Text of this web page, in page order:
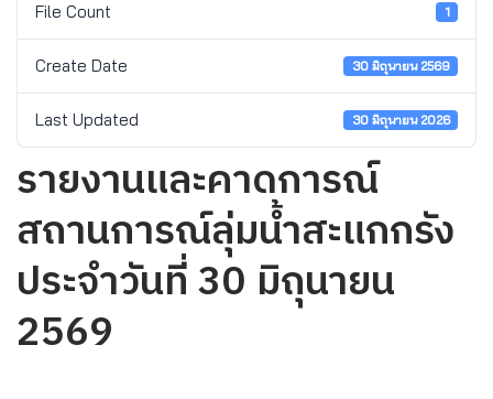
File Count 1
Create Date 30 มิถุนายน 2569
Last Updated 30 มิถุนายน 2026
รายงานและคาดการณ์
สถานการณ์ลุ่มน้ำสะแกกรัง
ประจำวันที่ 30 มิถุนายน
2569